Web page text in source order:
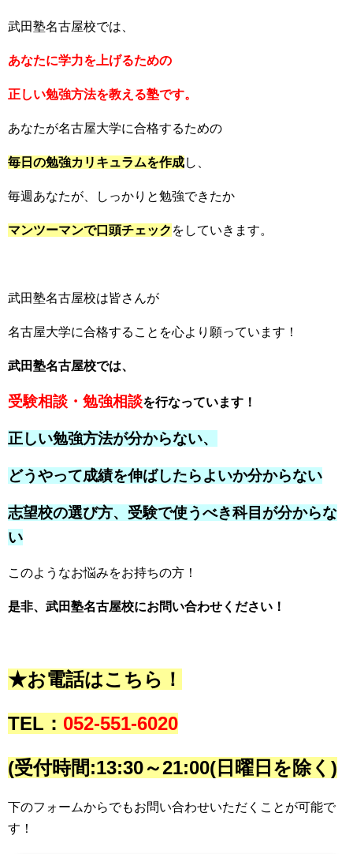
武田塾名古屋校では、
あなたに学力を上げるための
正しい勉強方法を教える塾です。
あなたが名古屋大学に合格するための
毎日の勉強カリキュラムを作成し、
毎週あなたが、しっかりと勉強できたか
マンツーマンで口頭チェック をしていきます。
武田塾名古屋校は皆さんが
名古屋大学に合格することを心より願っています！
武田塾名古屋校では、
受験相談・勉強相談を行なっています！
正しい勉強方法が分からない、
どうやって成績を伸ばしたらよいか分からない
志望校の選び方、受験で使うべき科目が分からな
い
このようなお悩みをお持ちの方！
是非、武田塾名古屋校にお問い合わせください！
★お電話はこちら！
TEL： 052-551-6020
(受付時間:13:30～21:00(日曜日を除く)
下のフォームからでもお問い合わせいただくことが可能で
す！